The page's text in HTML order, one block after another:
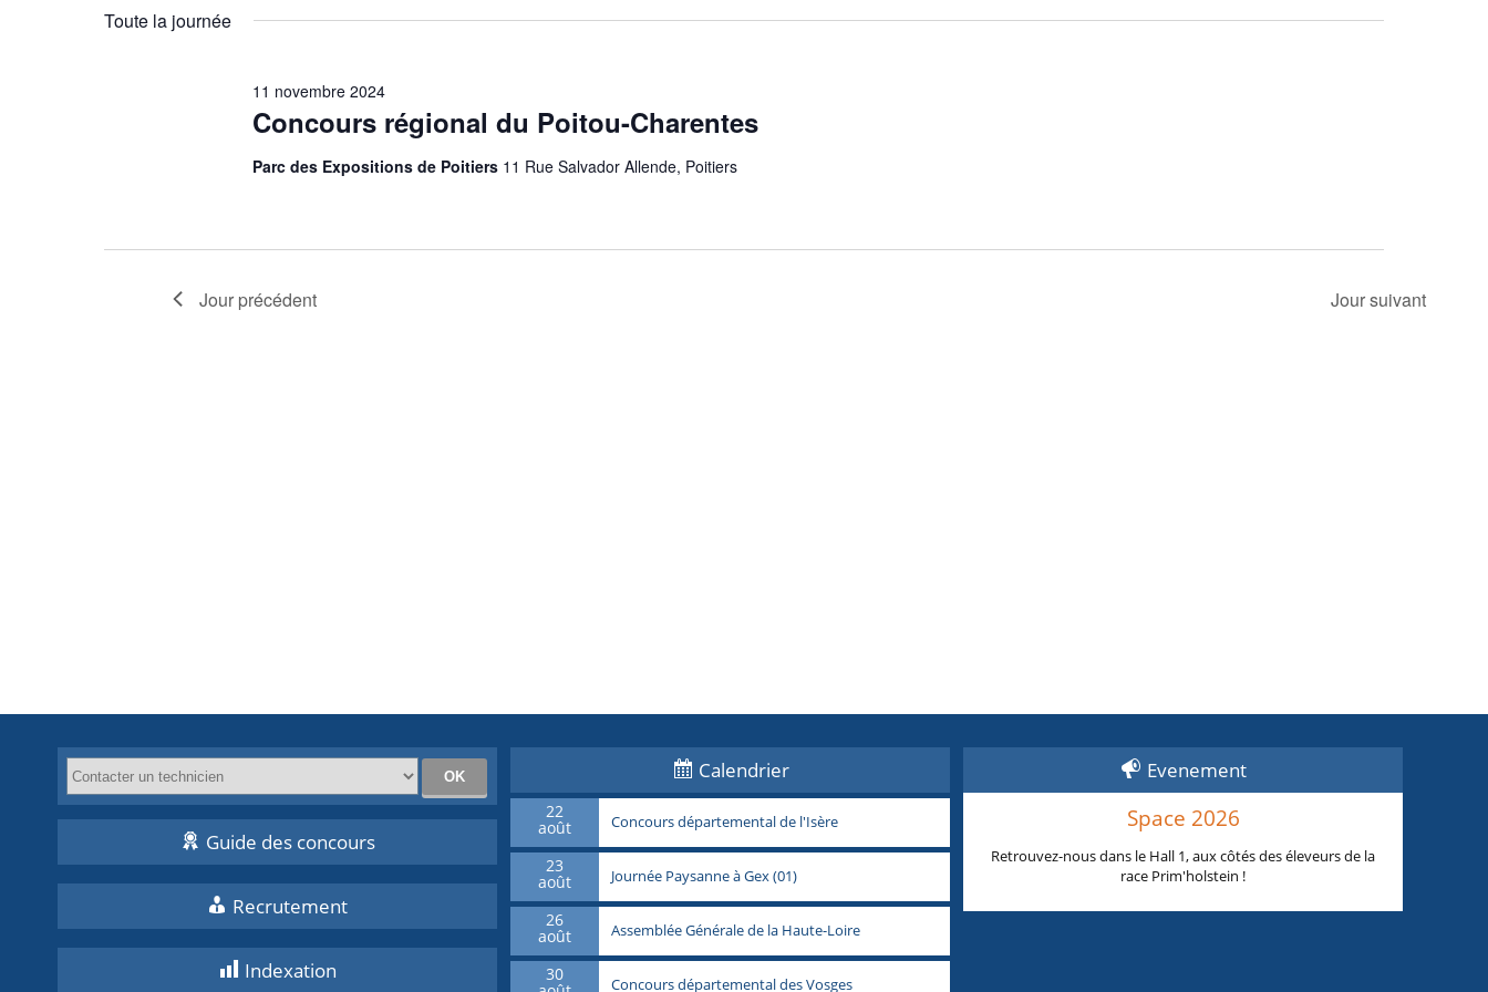
Toute la journée
Concours régional du Poitou-Charentes
11 novembre 2024
Parc des Expositions de Poitiers 11 Rue Salvador Allende, Poitiers
Jour précédent Jour suivant
Guide des concours
Recrutement
Indexation
Calendrier
22
août Concours départemental de l'Isère
23
août Journée Paysanne à Gex (01)
26
août Assemblée Générale de la Haute-Loire
30
Concours départemental des Vosges
Evenement
Space 2026
Retrouvez-nous dans le Hall 1, aux côtés des éleveurs de la
race Prim'holstein !